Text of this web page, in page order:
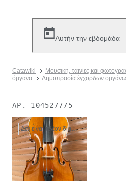
Αυτήν την εβδομάδα
Catawiki Μουσική, ταινίες και
όργανα
Δημοπρασία έγχορδων
ΑΡ. 104527775
Δεν είναι πλέον διαθέσιμο